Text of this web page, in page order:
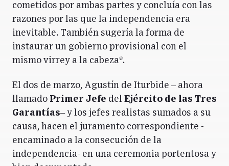
cometidos por ambas partes y concluía con las
razones por las que la independencia era
inevitable. También sugería la forma de
instaurar un gobierno provisional con el
mismo virrey a la cabeza*.
El dos de marzo, Agustín de Iturbide – ahora
llamado Primer Jefe del Ejército de las Tres
Garantías– y los jefes realistas sumados a su
causa, hacen el juramento correspondiente -
encaminado a la consecución de la
independencia- en una ceremonia portentosa y